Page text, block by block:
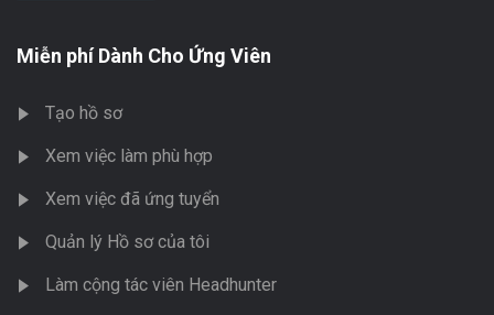
Miễn phí Dành Cho Ứng Viên
Tạo hồ sơ
Xem việc làm phù hợp
Xem việc đã ứng tuyển
Quản lý Hồ sơ của tôi
Làm cộng tác viên Headhunter